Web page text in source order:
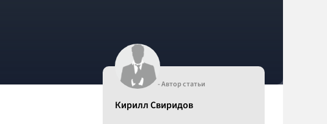
- Автор статьи
Кирилл Свиридов